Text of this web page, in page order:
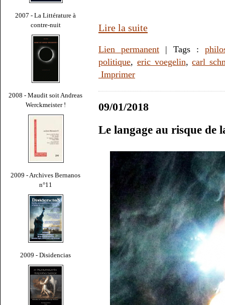
2007 - La Littérature à
contre-nuit
2008 - Maudit soit Andreas
Werckmeister !
2009 - Archives Bernanos
n°11
2009 - Disidencias
Lire la suite
Lien permanent| Tags :
politique, eric voegelin,carl
Imprimer
09/01/2018
Le langage au risque de